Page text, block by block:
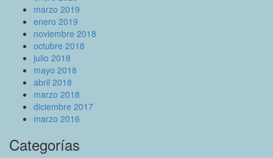
marzo 2019
enero 2019
noviembre 2018
octubre 2018
julio 2018
mayo 2018
abril 2018
marzo 2018
diciembre 2017
marzo 2016
Categorías